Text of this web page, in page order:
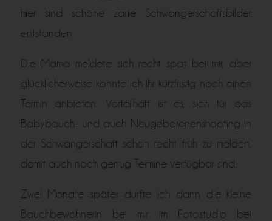
hier sind schöne zarte Schwangerschaftsbilder
entstanden.
Die Mama meldete sich recht spät bei mir, aber
glücklicherweise konnte ich ihr kurzfristig noch einen
Termin anbieten. Vorteilhaft ist es, sich für das
Babybauch- und auch Neugeborenenshooting in
der Schwangerschaft schon recht früh zu melden,
damit auch noch genug Termine verfügbar sind.
Zwei Monate später durfte ich dann die kleine
Bauchbewohnerin bei mir im Fotostudio bei